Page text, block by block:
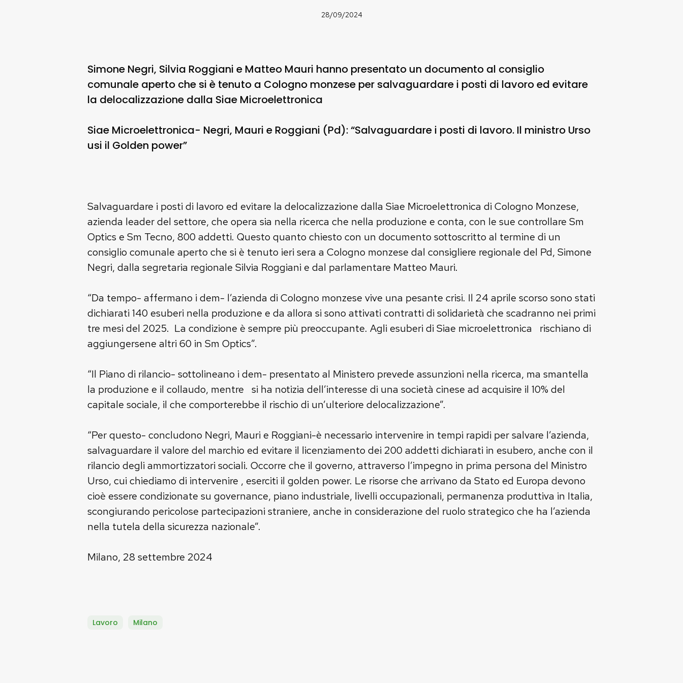
28/09/2024
Simone Negri, Silvia Roggiani e Matteo Mauri hanno presentato un documento al consiglio
comunale aperto che si è tenuto a Cologno monzese per salvaguardare i posti di lavoro ed evitare
la delocalizzazione dalla Siae Microelettronica
Siae Microelettronica- Negri, Mauri e Roggiani (Pd): “Salvaguardare i posti di lavoro. Il ministro Urso
usi il Golden power”
Salvaguardare i posti di lavoro ed evitare la delocalizzazione dalla Siae Microelettronica di Cologno Monzese,
azienda leader del settore, che opera sia nella ricerca che nella produzione e conta, con le sue controllare Sm
Optics e Sm Tecno, 800 addetti. Questo quanto chiesto con un documento sottoscritto al termine di un
consiglio comunale aperto che si è tenuto ieri sera a Cologno monzese dal consigliere regionale del Pd, Simone
Negri, dalla segretaria regionale Silvia Roggiani e dal parlamentare Matteo Mauri.
“Da tempo- affermano i dem- l’azienda di Cologno monzese vive una pesante crisi. Il 24 aprile scorso sono stati
dichiarati 140 esuberi nella produzione e da allora si sono attivati contratti di solidarietà che scadranno nei primi
tre mesi del 2025. La condizione è sempre più preoccupante. Agli esuberi di Siae microelettronica rischiano di
aggiungersene altri 60 in Sm Optics”.
“Il Piano di rilancio- sottolineano i dem- presentato al Ministero prevede assunzioni nella ricerca, ma smantella
la produzione e il collaudo, mentre si ha notizia dell’interesse di una società cinese ad acquisire il 10% del
capitale sociale, il che comporterebbe il rischio di un’ulteriore delocalizzazione”.
“Per questo- concludono Negri, Mauri e Roggiani-è necessario intervenire in tempi rapidi per salvare l’azienda,
salvaguardare il valore del marchio ed evitare il licenziamento dei 200 addetti dichiarati in esubero, anche con il
rilancio degli ammortizzatori sociali. Occorre che il governo, attraverso l’impegno in prima persona del Ministro
Urso, cui chiediamo di intervenire , eserciti il golden power. Le risorse che arrivano da Stato ed Europa devono
cioè essere condizionate su governance, piano industriale, livelli occupazionali, permanenza produttiva in Italia,
scongiurando pericolose partecipazioni straniere, anche in considerazione del ruolo strategico che ha l’azienda
nella tutela della sicurezza nazionale”.
Milano, 28 settembre 2024
Lavoro Milano